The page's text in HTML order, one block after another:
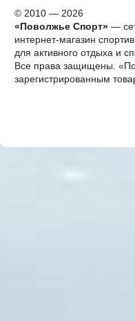
© 2010 — 2026
«Поволжье Спорт»—
интернет-магазин
для активного отдыха и
Все права защищены.
зарегистрированным